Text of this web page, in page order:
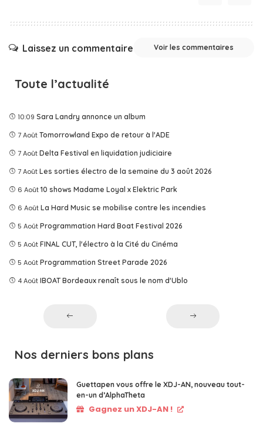
Laissez un commentaire Voir les commentaires
Toute l’actualité
10:09 Sara Landry annonce un album
7 Août Tomorrowland Expo de retour à l'ADE
7 Août Delta Festival en liquidation judiciaire
7 Août Les sorties électro de la semaine du 3 août 2026
6 Août 10 shows Madame Loyal x Elektric Park
6 Août La Hard Music se mobilise contre les incendies
5 Août Programmation Hard Boat Festival 2026
5 Août FINAL CUT, l'électro à la Cité du Cinéma
5 Août Programmation Street Parade 2026
4 Août IBOAT Bordeaux renaît sous le nom d'Ublo
Nos derniers bons plans
Guettapen vous offre le XDJ-AN, nouveau tout-
en-un d’AlphaTheta
Gagnez un XDJ-AN !